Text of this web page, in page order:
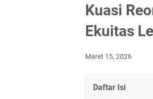
Kuasi
Ekuitas
Maret 15, 2026
Daftar Isi